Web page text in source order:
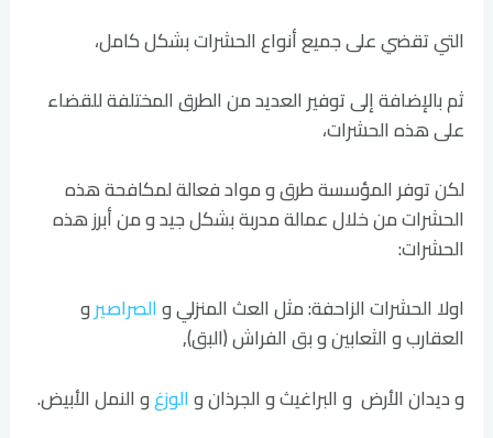
التي تقضي على جميع أنواع الحشرات بشكل كامل،
ثم بالإضافة إلى توفير العديد من الطرق المختلفة للقضاء
على هذه الحشرات،
لكن توفر المؤسسة طرق و مواد فعالة لمكافحة هذه
الحشرات من خلال عمالة مدربة بشكل جيد و من أبرز هذه
الحشرات:
اولا الحشرات الزاحفة: مثل العث المنزلي والصراصيرو
العقارب و الثعابين و بق الفراش (البق),
و ديدان الأرض و البراغيث و الجرذان والوزغو النمل الأبيض.